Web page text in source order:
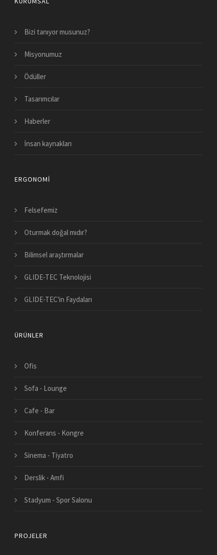
Bizi tanıyor musunuz?
Misyonumuz
Ödüller
Tasarımcılar
Haberler
İnsan kaynakları
ERGONOMI
Felsefemiz
Oturmak doğal mıdır?
Bilimsel araştırmalar
GLIDE-TEC Teknolojisi
GLIDE-TEC'in Faydaları
ÜRÜNLER
Ofis
Sofa - Lounge
Cafe - Bar
Konferans - Kongre
Sinema - Tiyatro
Derslik - Amfi
Stadyum - Spor Salonu
PROJELER